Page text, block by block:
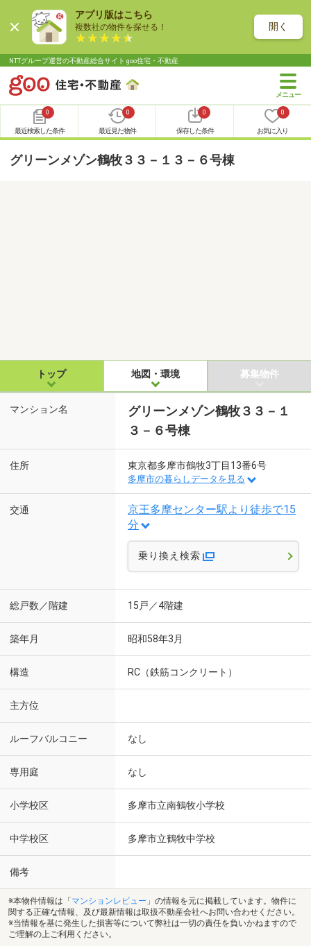
アプリ版はこちら
複数社の物件を探せる！ 開く
NTTグループ運営の不動産総合サイト goo住宅・不動産
0
最近検索した条件
0
最近見た物件
0
保存した条件
0
お気に入り
グリーンメゾン鶴牧３３－１３－６号棟
トップ 地図・環境 募集物件
マンション名
グリーンメゾン鶴牧３３－１
３－６号棟
住所 東京都多摩市鶴牧3丁目13番6号
多摩市の暮らしデータを見る
交通
京王多摩センター駅より徒歩で15
分
乗り換え検索
総戸数／階建 15戸／4階建
築年月 昭和58年3月
構造 RC（鉄筋コンクリート）
主方位
ルーフバルコニー なし
専用庭 なし
小学校区 多摩市立南鶴牧小学校
中学校区 多摩市立鶴牧中学校
備考
※本物件情報は「 マンションレビュー 」の情報を元に掲載しています。物件に
関する正確な情報、及び最新情報は取扱不動産会社へお問い合わせください。
※当情報を基に発生した損害等について弊社は一切の責任を負いかねますので
ご理解の上ご利用ください。